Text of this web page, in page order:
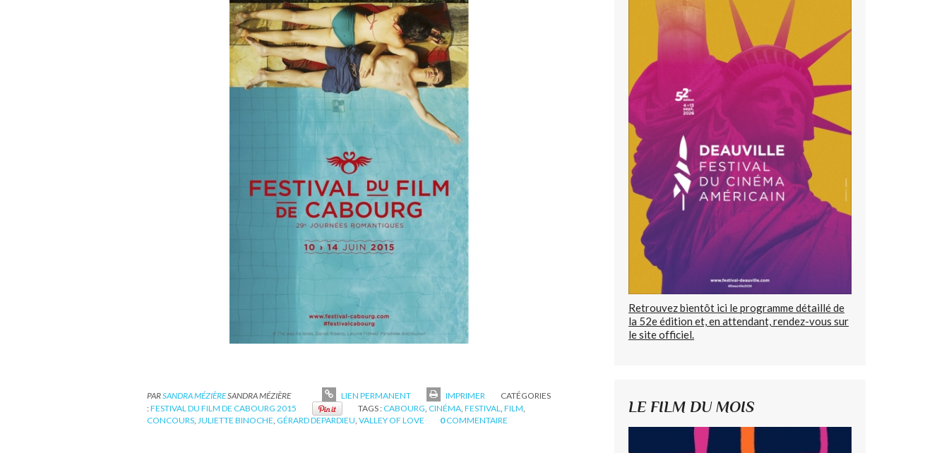
PARSANDRA MÉZIÈRESANDRA MÉZIÈRE LIEN PERMANENT IMPRIMER
CATÉGORIES
:FESTIVAL DU FILM DE CABOURG 2015 TAGS : CABOURG CINÉMA FESTIVAL FILM
CONCOURS, JULIETTE BINOCHE, GÉRARD DEPARDIEU, VALLEY OF LOVE 0 COMMENTAIRE
Retrouvez bientôt ici le programme détaillé de
la 52e édition et, en attendant, rendez-vous sur
le site officiel.
LE FILM DU MOIS